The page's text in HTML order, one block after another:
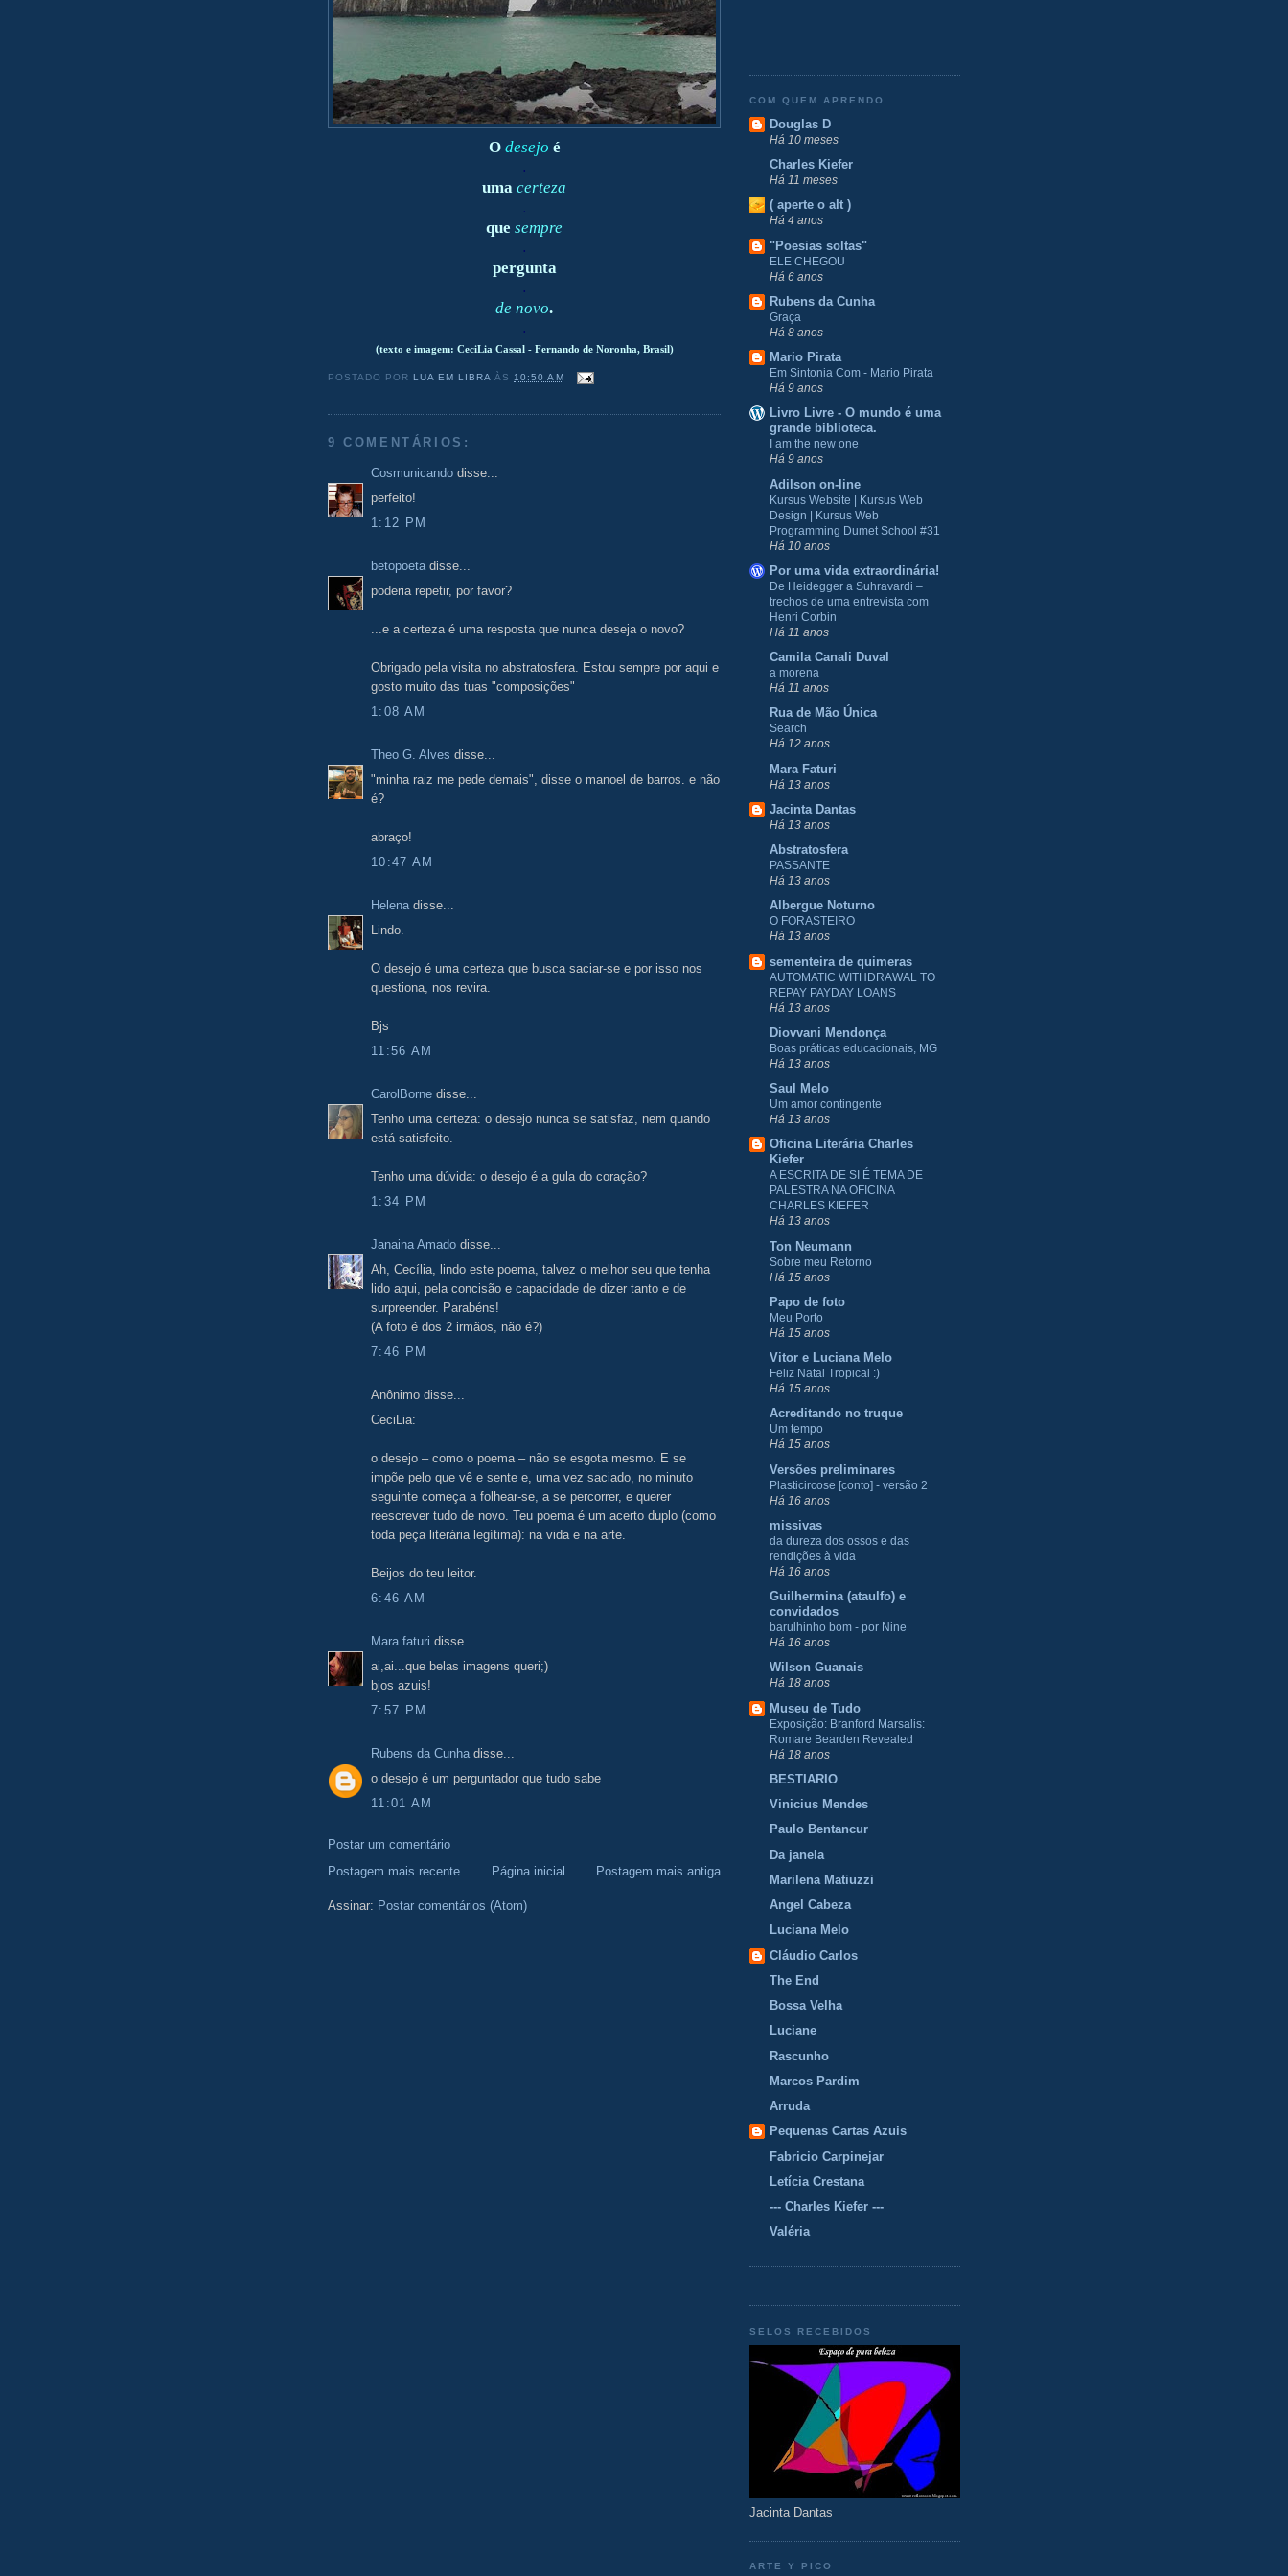
O desejo é
.
uma certeza
.
que sempre
.
pergunta
.
de novo.
.
(texto e imagem: CeciLia Cassal - Fernando de Noronha, Brasil)
POSTADO POR LUA EM LIBRA ÀS 10:50 AM
9 COMENTÁRIOS:
Cosmunicando disse...
perfeito!
1:12 PM
betopoeta disse...
poderia repetir, por favor?
...e a certeza é uma resposta que nunca deseja o novo?
Obrigado pela visita no abstratosfera. Estou sempre por aqui e
gosto muito das tuas "composições"
1:08 AM
Theo G. Alves disse...
"minha raiz me pede demais", disse o manoel de barros. e não
é?
abraço!
10:47 AM
Helena disse...
Lindo.
O desejo é uma certeza que busca saciar-se e por isso nos
questiona, nos revira.
Bjs
11:56 AM
CarolBorne disse...
Tenho uma certeza: o desejo nunca se satisfaz, nem quando
está satisfeito.
Tenho uma dúvida: o desejo é a gula do coração?
1:34 PM
Janaina Amado disse...
Ah, Cecília, lindo este poema, talvez o melhor seu que tenha
lido aqui, pela concisão e capacidade de dizer tanto e de
surpreender. Parabéns!
(A foto é dos 2 irmãos, não é?)
7:46 PM
Anônimo disse...
CeciLia:
o desejo – como o poema – não se esgota mesmo. E se
impõe pelo que vê e sente e, uma vez saciado, no minuto
seguinte começa a folhear-se, a se percorrer, e querer
reescrever tudo de novo. Teu poema é um acerto duplo (como
toda peça literária legítima): na vida e na arte.
Beijos do teu leitor.
6:46 AM
Mara faturi disse...
ai,ai...que belas imagens queri;)
bjos azuis!
7:57 PM
Rubens da Cunha disse...
o desejo é um perguntador que tudo sabe
11:01 AM
Postar um comentário
Postagem mais recente
Postagem mais antiga
Página inicial
Assinar: Postar comentários (Atom)
COM QUEM APRENDO
Douglas D
Há 10 meses
Charles Kiefer
Há 11 meses
( aperte o alt )
Há 4 anos
"Poesias soltas"
ELE CHEGOU
Há 6 anos
Rubens da Cunha
Graça
Há 8 anos
Mario Pirata
Em Sintonia Com - Mario Pirata
Há 9 anos
Livro Livre - O mundo é uma
grande biblioteca.
I am the new one
Há 9 anos
Adilson on-line
Kursus Website | Kursus Web
Design | Kursus Web
Programming Dumet School #31
Há 10 anos
Por uma vida extraordinária!
De Heidegger a Suhravardi –
trechos de uma entrevista com
Henri Corbin
Há 11 anos
Camila Canali Duval
a morena
Há 11 anos
Rua de Mão Única
Search
Há 12 anos
Mara Faturi
Há 13 anos
Jacinta Dantas
Há 13 anos
Abstratosfera
PASSANTE
Há 13 anos
Albergue Noturno
O FORASTEIRO
Há 13 anos
sementeira de quimeras
AUTOMATIC WITHDRAWAL TO
REPAY PAYDAY LOANS
Há 13 anos
Diovvani Mendonça
Boas práticas educacionais, MG
Há 13 anos
Saul Melo
Um amor contingente
Há 13 anos
Oficina Literária Charles
Kiefer
A ESCRITA DE SI É TEMA DE
PALESTRA NA OFICINA
CHARLES KIEFER
Há 13 anos
Ton Neumann
Sobre meu Retorno
Há 15 anos
Papo de foto
Meu Porto
Há 15 anos
Vitor e Luciana Melo
Feliz Natal Tropical :)
Há 15 anos
Acreditando no truque
Um tempo
Há 15 anos
Versões preliminares
Plasticircose [conto] - versão 2
Há 16 anos
missivas
da dureza dos ossos e das
rendições à vida
Há 16 anos
Guilhermina (ataulfo) e
convidados
barulhinho bom - por Nine
Há 16 anos
Wilson Guanais
Há 18 anos
Museu de Tudo
Exposição: Branford Marsalis:
Romare Bearden Revealed
Há 18 anos
BESTIARIO
Vinicius Mendes
Paulo Bentancur
Da janela
Marilena Matiuzzi
Angel Cabeza
Luciana Melo
Cláudio Carlos
The End
Bossa Velha
Luciane
Rascunho
Marcos Pardim
Arruda
Pequenas Cartas Azuis
Fabricio Carpinejar
Letícia Crestana
--- Charles Kiefer ---
Valéria
SELOS RECEBIDOS
Jacinta Dantas
ARTE Y PICO